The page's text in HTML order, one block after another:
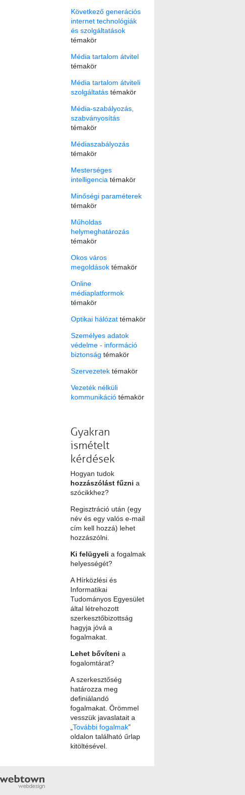
Következő generációs
internet technológiák
és szolgáltatások
témakör
Média tartalom átvitel
témakör
Média tartalom átviteli
szolgáltatástémakör
Média-szabályozás,
szabványosítás
témakör
Médiaszabályozás
témakör
Mesterséges
intelligencia témakör
Minőségi paraméterek
témakör
Műholdas
helymeghatározás
témakör
Okos város
megoldásoktémakör
Online
médiaplatformok
témakör
Optikai hálózattémakör
Személyes adatok
védelme - információ
biztonság témakör
Szervezetektémakör
Vezeték nélküli
kommunikációtémakör
Gyakran
ismételt
kérdések
Hogyan tudok
hozzászólást fűzni a
szócikkhez?
Regisztráció után (egy
név és egy valós e-mail
cím kell hozzá) lehet
hozzászólni.
Ki felügyeli a fogalmak
helyességét?
A Hírközlési és
Informatikai
Tudományos Egyesület
által létrehozott
szerkesztőbizottság
hagyja jóvá a
fogalmakat.
Lehet bővíteni a
fogalomtárat?
A szerkesztőség
határozza meg
definiálandó
fogalmakat. Örömmel
vesszük javaslatait a
További fogalmak”
oldalon található űrlap
kitöltésével.